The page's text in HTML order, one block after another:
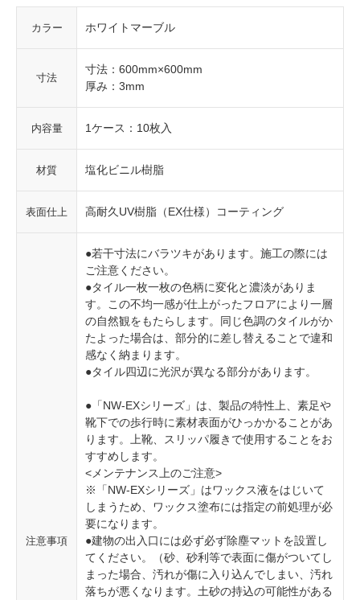
カラー ホワイトマーブル
寸法
寸法：600mm×600mm
厚み：3mm
内容量 1ケース：10枚入
材質 塩化ビニル樹脂
表面仕上 高耐久UV樹脂（EX仕様）コーティング
注意事項
●若干寸法にバラツキがあります。施工の際には
ご注意ください。
●タイル一枚一枚の色柄に変化と濃淡がありま
す。この不均一感が仕上がったフロアにより一層
の自然観をもたらします。同じ色調のタイルがか
たよった場合は、部分的に差し替えることで違和
感なく納まります。
●タイル四辺に光沢が異なる部分があります。
●「NW-EXシリーズ」は、製品の特性上、素足や
靴下での歩行時に素材表面がひっかかることがあ
ります。上靴、スリッパ履きで使用することをお
すすめします。
<メンテナンス上のご注意>
※「NW-EXシリーズ」はワックス液をはじいて
しまうため、ワックス塗布には指定の前処理が必
要になります。
●建物の出入口には必ず必ず除塵マットを設置し
てください。（砂、砂利等で表面に傷がついてし
まった場合、汚れが傷に入り込んでしまい、汚れ
落ちが悪くなります。土砂の持込の可能性がある